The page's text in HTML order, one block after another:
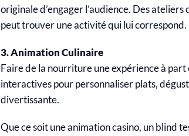
originale d’engager l’audience. Des
peut trouver une activité qui lui correspond.
3. Animation Culinaire
Faire de la nourriture une expérience à
interactives pour personnaliser plats,
divertissante.
Que ce soit une animation casino, un blind